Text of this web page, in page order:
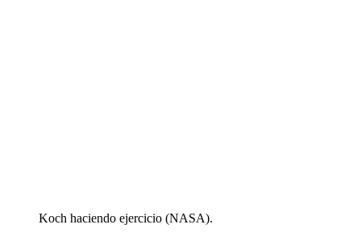
Koch haciendo ejercicio (NASA).